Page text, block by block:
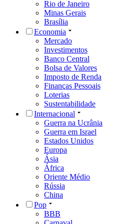
Rio de Janeiro
Minas Gerais
Brasília
Economia
Mercado
Investimentos
Banco Central
Bolsa de Valores
Imposto de Renda
Finanças Pessoais
Loterias
Sustentabilidade
Internacional
Guerra na Ucrânia
Guerra em Israel
Estados Unidos
Europa
Ásia
África
Oriente Médio
Rússia
China
Pop
BBB